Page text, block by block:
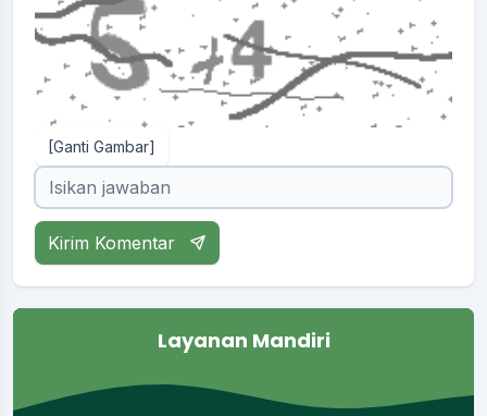
[Ganti Gambar]
Kirim Komentar
Layanan Mandiri